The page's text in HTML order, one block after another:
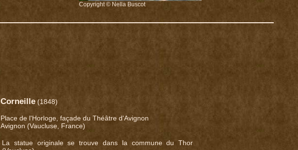
Copyright © Nella Buscot
Corneille (1848)
Place de l'Horloge, façade du Théâtre d'Avignon
Avignon (Vaucluse, France)
La statue originale se trouve dans la commune du Thor